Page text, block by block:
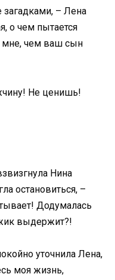
загадками, – Лена
о чем пытается
мне, чем ваш сын
Не ценишь!
Нина
остановиться, –
Додумалась
выдержит?!
уточнила Лена,
моя жизнь,